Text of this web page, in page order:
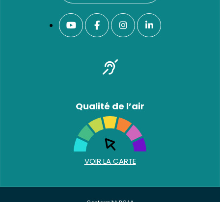
Qualité de l’air
VOIR LA CARTE